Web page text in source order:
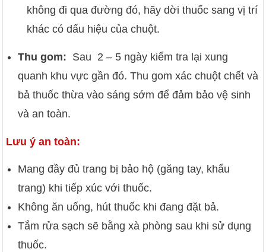
không đi qua đường đó, hãy dời thuốc sang vị trí
khác có dấu hiệu của chuột.
Thu gom: Sau 2 – 5 ngày kiểm tra lại xung
quanh khu vực gần đó. Thu gom xác chuột chết và
bả thuốc thừa vào sáng sớm để đảm bảo vệ sinh
và an toàn.
Lưu ý an toàn:
Mang đầy đủ trang bị bảo hộ (găng tay, khẩu
trang) khi tiếp xúc với thuốc.
Không ăn uống, hút thuốc khi đang đặt bả.
Tắm rửa sạch sẽ bằng xà phòng sau khi sử dụng
thuốc.